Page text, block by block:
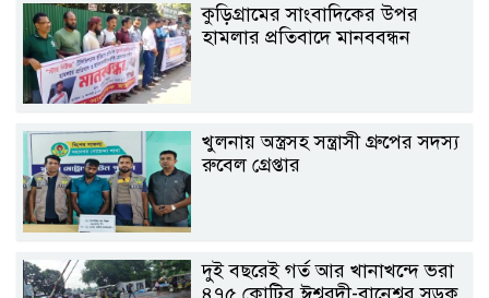
কুড়িগ্রামের সাংবাদিকের উপর
হামলার প্রতিবাদে মানববন্ধন
খুলনায় অস্ত্রসহ সন্ত্রাসী গ্রুপের সদস্য
রুবেল গ্রেপ্তার
দুই বছরেই গর্ত আর খানাখন্দে ভরা